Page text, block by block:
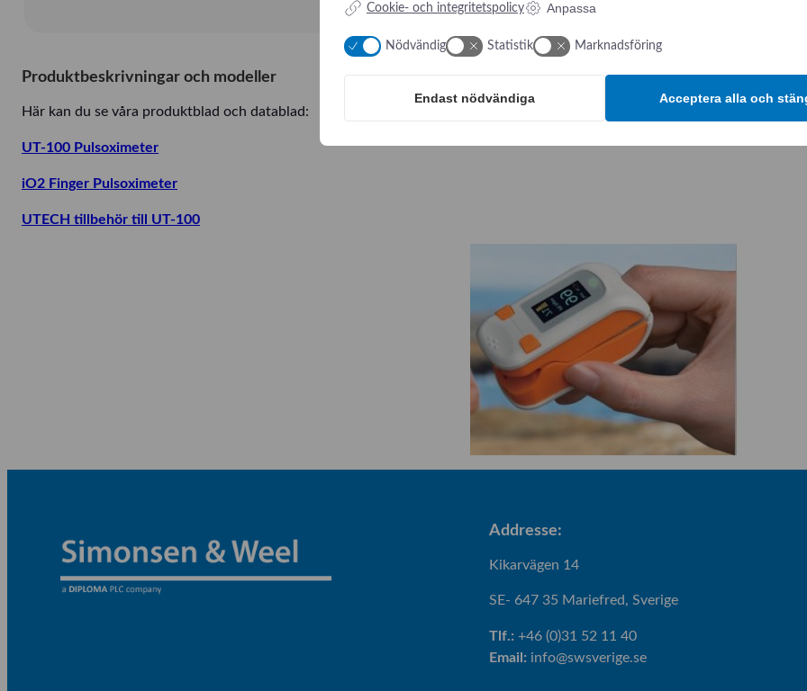
Produktbeskrivningar och modeller
Här kan du se våra produktblad och datablad:
UT-100 Pulsoximeter
iO2 Finger Pulsoximeter
UTECH tillbehör till UT-100
Addresse:
Kikarvägen 14
SE- 647 35 Mariefred, Sverige
Tlf.: +46 (0)31 52 11 40
Email: info@swsverige.se
Cookie- och integritetspolicy Anpassa
Nödvändig Statistik Marknadsföring
Endast nödvändiga Acceptera alla och